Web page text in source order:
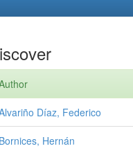
Díaz, Federico
Bornices, Hernán